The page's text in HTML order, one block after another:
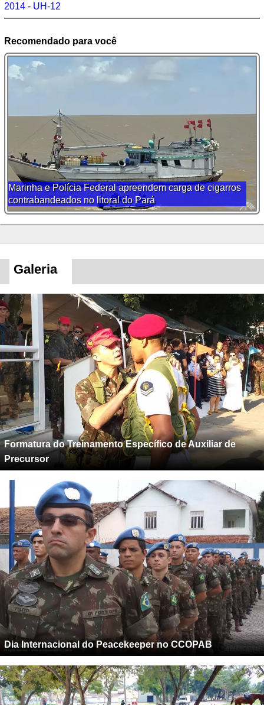
2014 - UH-12
Recomendado para você
Marinha e Polícia Federal apreendem carga de cigarros
contrabandeados no litoral do Pará
Galeria
Formatura do Treinamento Específico de Auxiliar de
Precursor
Dia Internacional do Peacekeeper no CCOPAB